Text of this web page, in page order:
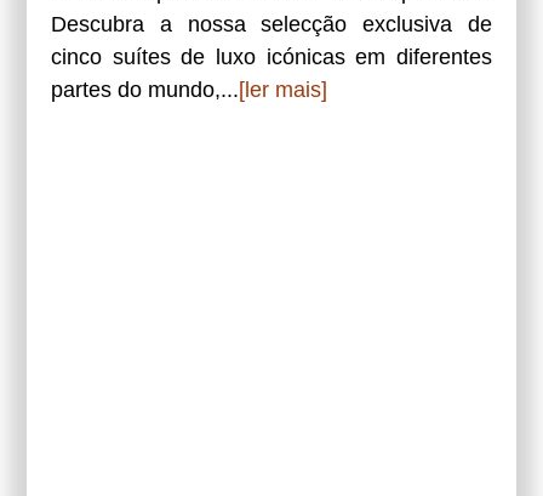
Descubra a nossa selecção exclusiva de
cinco suítes de luxo icónicas em diferentes
partes do mundo,...[ler mais]